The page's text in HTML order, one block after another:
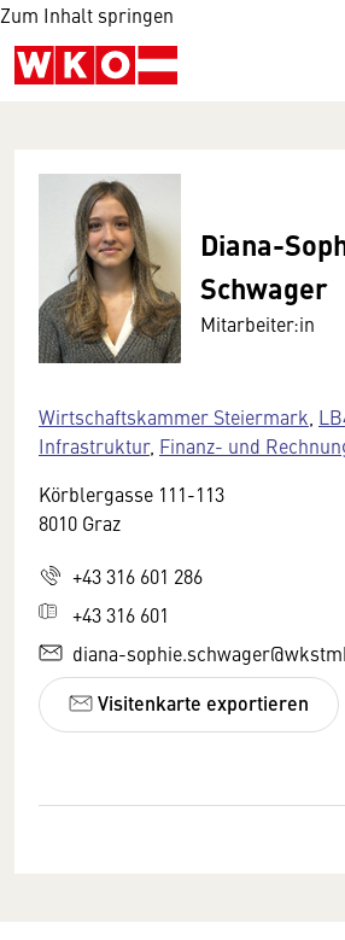
Zum Inhalt springen
Diana-
Schwager
Mitarbeiter:in
Wirtschaftskammer Steiermark
Infrastruktur, Finanz- und
Körblergasse 111-113
8010 Graz
+43 316 601 286
+43 316 601
diana-
Visitenkarte exportieren